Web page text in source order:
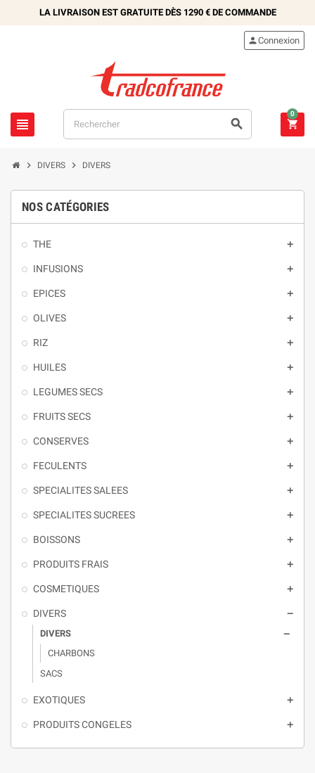
LA LIVRAISON EST GRATUITE DÈS 1290 €DE COMMANDE
 
Connexion

0
 DIVERS  DIVERS
NOS CATÉGORIES
THE 
INFUSIONS 
EPICES 
OLIVES 
RIZ 
HUILES 
LEGUMES SECS 
FRUITS SECS 
CONSERVES 
FECULENTS 
SPECIALITES SALEES 
SPECIALITES SUCREES 
BOISSONS 
PRODUITS FRAIS 
COSMETIQUES 
DIVERS 
DIVERS 
CHARBONS
SACS
EXOTIQUES 
PRODUITS CONGELES 